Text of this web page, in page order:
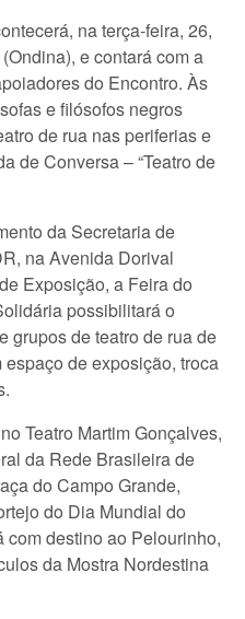
na terça-feira, 26,
e contará com a
do Encontro. Às
e filósofos negros
de rua nas periferias e
de Conversa – “Teatro de
da Secretaria de
na Avenida Dorival
Exposição, a Feira do
possibilitará o
grupos de teatro de rua de
de exposição, troca
Teatro Martim Gonçalves,
da Rede Brasileira de
do Campo Grande,
do Dia Mundial do
com destino ao Pelourinho,
da Mostra Nordestina